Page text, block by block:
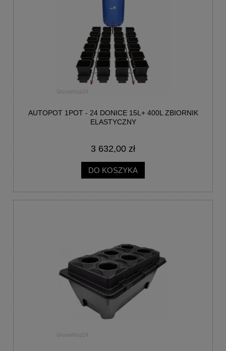
AUTOPOT 1POT - 24 DONICE 15L+ 400L ZBIORNIK
ELASTYCZNY
3 632,00 zł
DO KOSZYKA